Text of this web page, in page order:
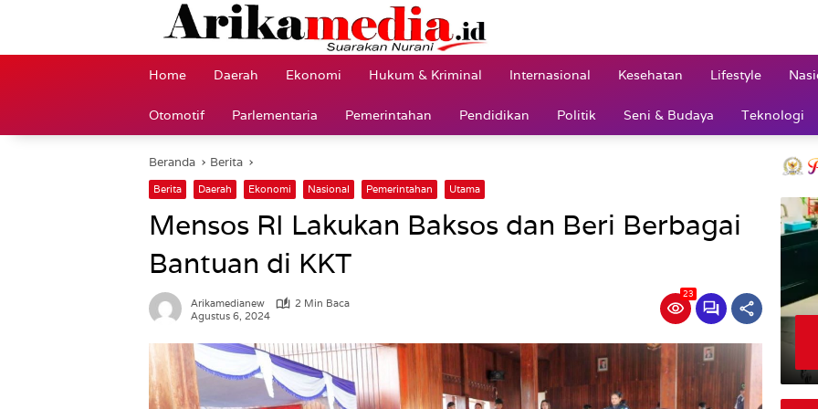
Home Daerah Ekonomi Hukum & Kriminal Internasional Kesehatan Lifestyle
Otomotif Parlementaria Pemerintahan Pendidikan Politik Seni & Budaya Teknologi
Beranda Berita
Berita Daerah Ekonomi Nasional Pemerintahan Utama
Mensos RI Lakukan Baksos dan Beri Berbagai
Bantuan di KKT
Arikamedianew
2 Min Baca
Agustus 6, 2024
23